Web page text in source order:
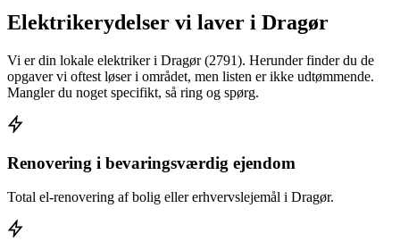
Elektrikerydelser vi laver i Dragør
Vi er din lokale elektriker i Dragør(2791). Herunder finder du de
opgaver vi oftest løser i området, men listen er ikke udtømmende.
Mangler du noget specifikt, så ring og spørg.
Renovering i bevaringsværdig ejendom
Total el-renovering af bolig eller erhvervslejemål i Dragør.